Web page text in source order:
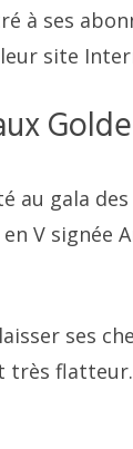
à ses
site
au gala
V signée
ses
très